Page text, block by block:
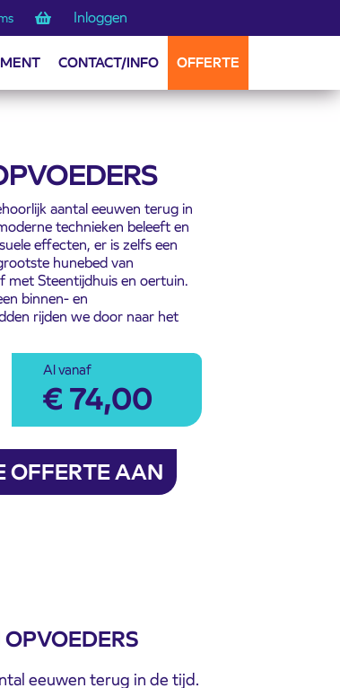
Inloggen
CONTACT/INFO OFFERTE
aantal eeuwen terug in
technieken beleeft en
effecten, er is zelfs een
hunebed van
met Steentijdhuis en oertuin.
binnen- en
rijden we door naar het
Al vanaf
€ 74,00
OFFERTE AAN
eeuwen terug in de tijd.